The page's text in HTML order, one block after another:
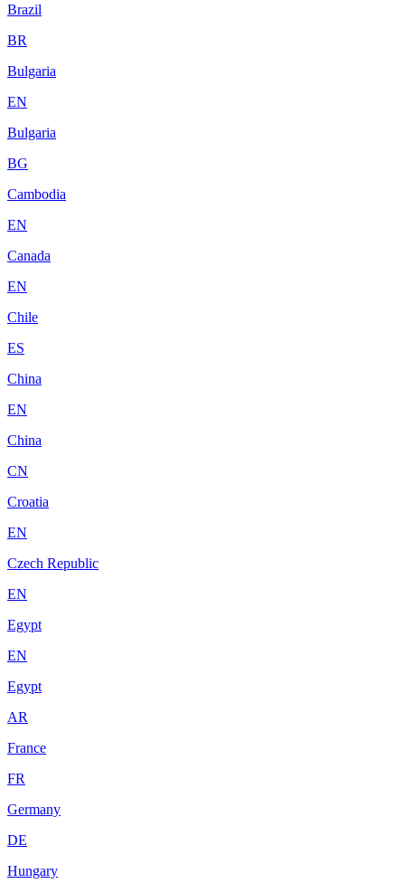
Brazil
BR
Bulgaria
EN
Bulgaria
BG
Cambodia
EN
Canada
EN
Chile
ES
China
EN
China
CN
Croatia
EN
Czech Republic
EN
Egypt
EN
Egypt
AR
France
FR
Germany
DE
Hungary